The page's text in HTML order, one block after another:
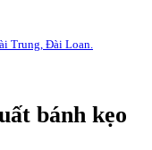
Trung, Đài Loan.
bánh kẹo